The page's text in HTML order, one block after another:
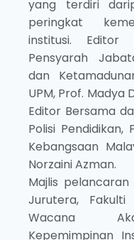
yang terdiri
peringkat
institusi. Editor
Pensyarah
dan
UPM, Prof. Madya
Editor Bersama
Polisi Pendidikan,
Kebangsaan
Norzaini Azman.
Majlis
Jurutera,
Wacana
Kepemimpinan